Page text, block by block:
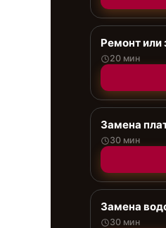
Ремонт или
20 мин
Замена
30 мин
Замена
30 мин